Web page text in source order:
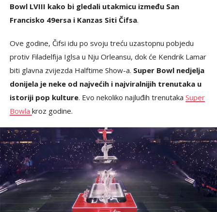
Bowl LVIII kako bi gledali utakmicu između San
Francisko 49ersa i Kanzas Siti Čifsa.
Ove godine, Čifsi idu po svoju treću uzastopnu pobjedu
protiv Filadelfija Iglsa u Nju Orleansu, dok će Kendrik Lamar
biti glavna zvijezda Halftime Show-a. Super Bowl nedjelja
donijela je neke od najvećih i najviralnijih trenutaka u
istoriji pop kulture. Evo nekoliko najluđih trenutaka Super
Bowla kroz godine.